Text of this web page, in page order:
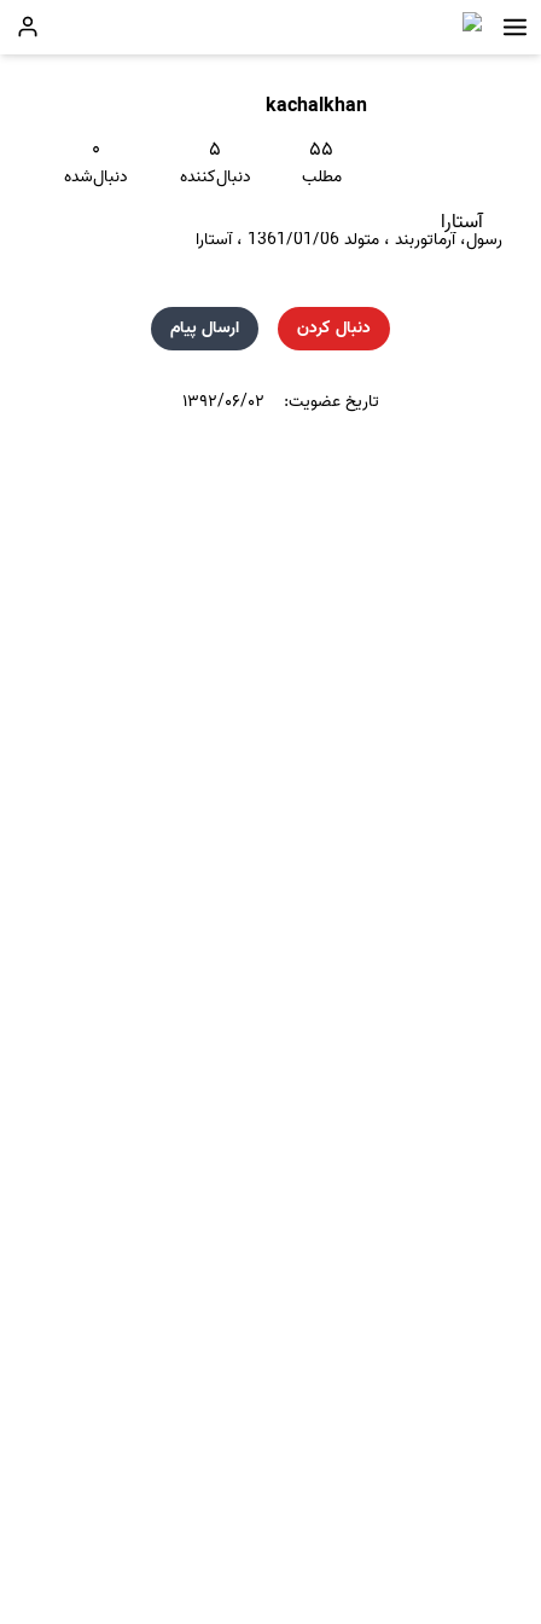
kachalkhan
۵۵
مطلب
۵
دنبال‌کننده
۰
دنبال‌شده
آستارا
رسول، آرماتوربند ، متولد 1361/01/06 ، آستارا
دنبال کردن ارسال پیام
تاریخ عضویت: ۱۳۹۲/۰۶/۰۲